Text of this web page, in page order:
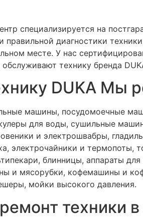
специализируется на
правильной диагностики
месте. У нас
обслуживают технику бренда
DUKA Мы
машины, посудомоечные
для воды, сушильные
и электрошвабры,
электрочайники и термопоты,
блинницы, аппараты
и мясорубки, кофемашины и
мойки высокого давления.
техники